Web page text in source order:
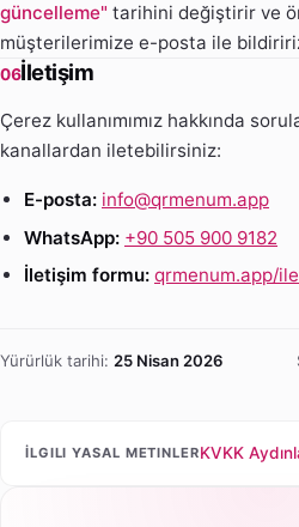
güncelleme" tarihini değiştirir ve
müşterilerimize e-posta ile
06İletişim
Çerez kullanımımız hakkında
kanallardan iletebilirsiniz:
E-posta: info@qrmenum.app
WhatsApp: +90 505 900 9182
İletişim formu: qrmenum.app/
Yürürlük tarihi: 25 Nisan 2026
İLGILI YASAL METINLERKVKK